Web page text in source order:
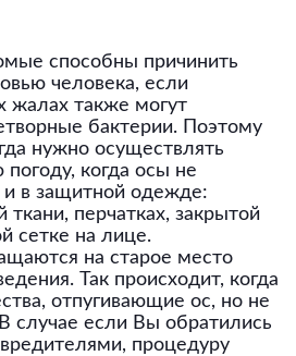
способны причинить
человека, если
жалах также могут
бактерии. Поэтому
нужно осуществлять
когда осы не
и в защитной одежде:
перчатках, закрытой
сетке на лице.
на старое место
Так происходит, когда
отпугивающие ос, но не
случае если Вы обратились
процедуру